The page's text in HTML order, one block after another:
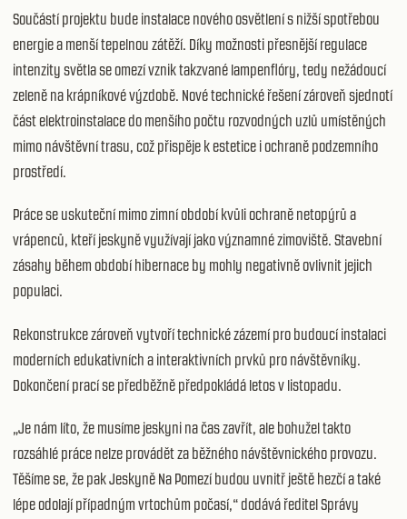
Součástí projektu bude instalace nového osvětlení s nižší spotřebou
energie a menší tepelnou zátěží. Díky možnosti přesnější regulace
intenzity světla se omezí vznik takzvané lampenflóry, tedy nežádoucí
zeleně na krápníkové výzdobě. Nové technické řešení zároveň sjednotí
část elektroinstalace do menšího počtu rozvodných uzlů umístěných
mimo návštěvní trasu, což přispěje k estetice i ochraně podzemního
prostředí.
Práce se uskuteční mimo zimní období kvůli ochraně netopýrů a
vrápenců, kteří jeskyně využívají jako významné zimoviště. Stavební
zásahy během období hibernace by mohly negativně ovlivnit jejich
populaci.
Rekonstrukce zároveň vytvoří technické zázemí pro budoucí instalaci
moderních edukativních a interaktivních prvků pro návštěvníky.
Dokončení prací se předběžně předpokládá letos v listopadu.
„Je nám líto, že musíme jeskyni na čas zavřít, ale bohužel takto
rozsáhlé práce nelze provádět za běžného návštěvnického provozu.
Těšíme se, že pak Jeskyně Na Pomezí budou uvnitř ještě hezčí a také
lépe odolají případným vrtochům počasí,“ dodává ředitel Správy